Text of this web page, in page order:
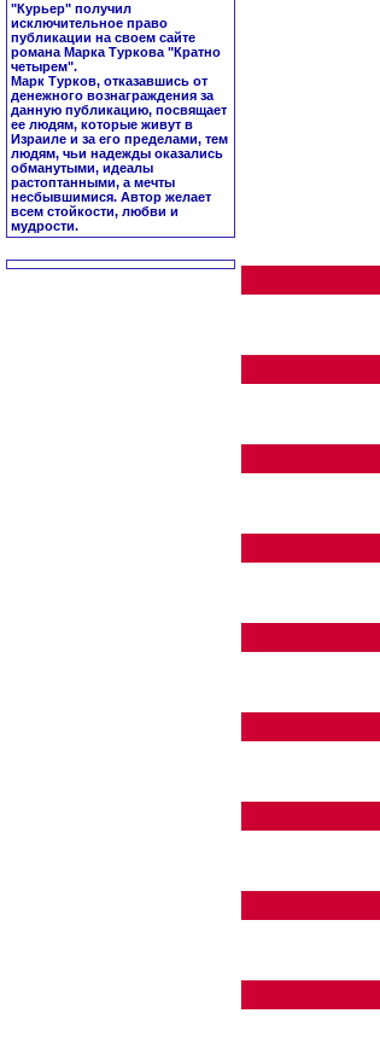
"Курьер" получил
исключительное право
публикации на своем сайте
романа Марка Туркова "Кратно
четырем".
Марк Турков, отказавшись от
денежного вознаграждения за
данную публикацию, посвящает
ее людям, которые живут в
Израиле и за его пределами, тем
людям, чьи надежды оказались
обманутыми, идеалы
растоптанными, а мечты
несбывшимися. Автор желает
всем стойкости, любви и
мудрости.